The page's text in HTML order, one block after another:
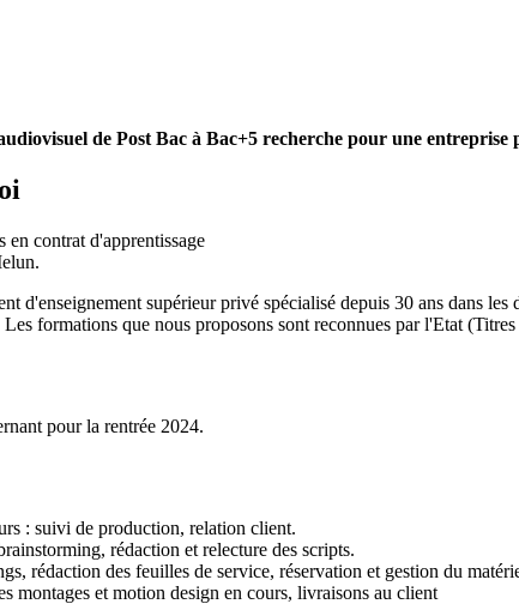
de Post Bac à Bac+5 recherche pour une
en contrat d'apprentissage
d'enseignement supérieur privé spécialisé depuis 30 ans dans
formations que nous proposons sont reconnues par l'Etat
pour la rentrée 2024.
: suivi de production, relation client.
rédaction et relecture des scripts.
rédaction des feuilles de service, réservation et gestion du
montages et motion design en cours, livraisons au client